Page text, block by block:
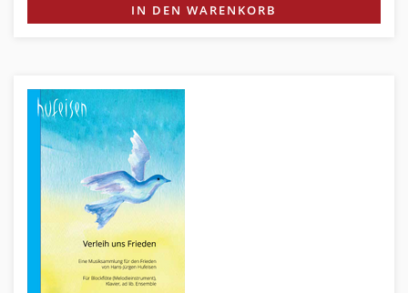
IN DEN WARENKORB